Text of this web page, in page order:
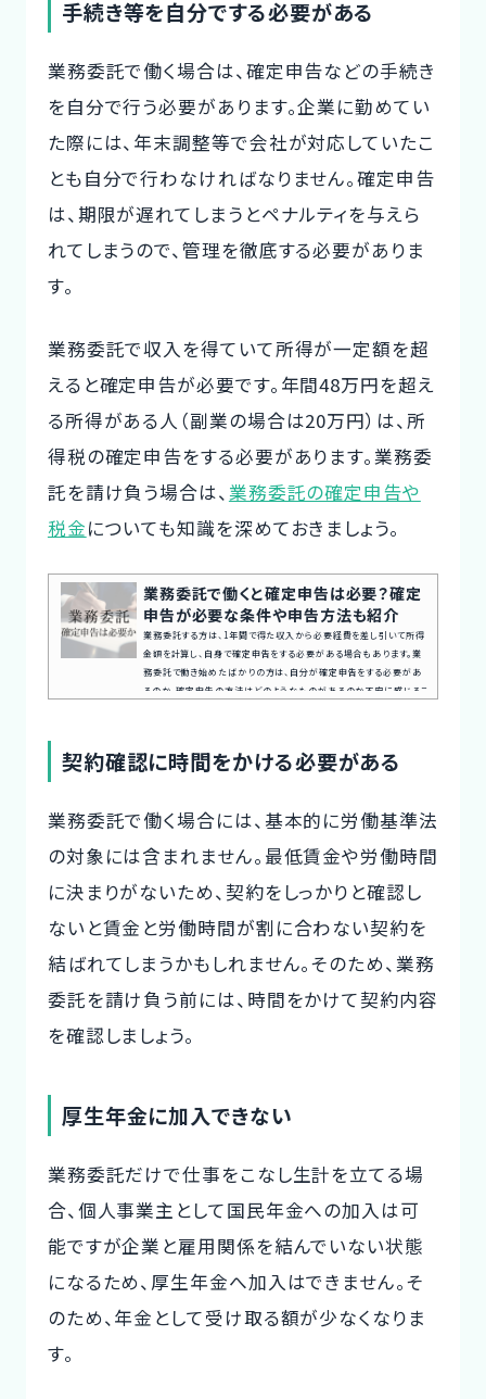
手続き等を自分でする必要がある
業務委託で働く場合は、確定申告などの手続き
を自分で行う必要があります。企業に勤めてい
た際には、年末調整等で会社が対応していたこ
とも自分で行わなければなりません。確定申告
は、期限が遅れてしまうとペナルティを与えら
れてしまうので、管理を徹底する必要がありま
す。
業務委託で収入を得ていて所得が一定額を超
えると確定申告が必要です。年間48万円を超え
る所得がある人（副業の場合は20万円）は、所
得税の確定申告をする必要があります。業務委
託を請け負う場合は、 業務委託の確定申告や
税金についても知識を深めておきましょう。
業務委託で働くと確定申告は必要？確定
申告が必要な条件や申告方法も紹介
業務委託する方は、1年間で得た収入から必要経費を差し引いて所得
金額を計算し、自身で確定申告をする必要がある場合もあります。業
務委託で働き始めたばかりの方は、自分が確定申告をする必要があ
るのか、確定申告の方法はどのようなものがあるのか不安に感じるこ
無料キャリア相談を申し込む業務委託の所得は何所得になるのかま
契約確認に時間をかける必要がある
業務委託で働く場合には、基本的に労働基準法
の対象には含まれません。最低賃金や労働時間
に決まりがないため、契約をしっかりと確認し
ないと賃金と労働時間が割に合わない契約を
結ばれてしまうかもしれません。そのため、業務
委託を請け負う前には、時間をかけて契約内容
を確認しましょう。
厚生年金に加入できない
業務委託だけで仕事をこなし生計を立てる場
合、個人事業主として国民年金への加入は可
能ですが企業と雇用関係を結んでいない状態
になるため、厚生年金へ加入はできません。そ
のため、年金として受け取る額が少なくなりま
す。